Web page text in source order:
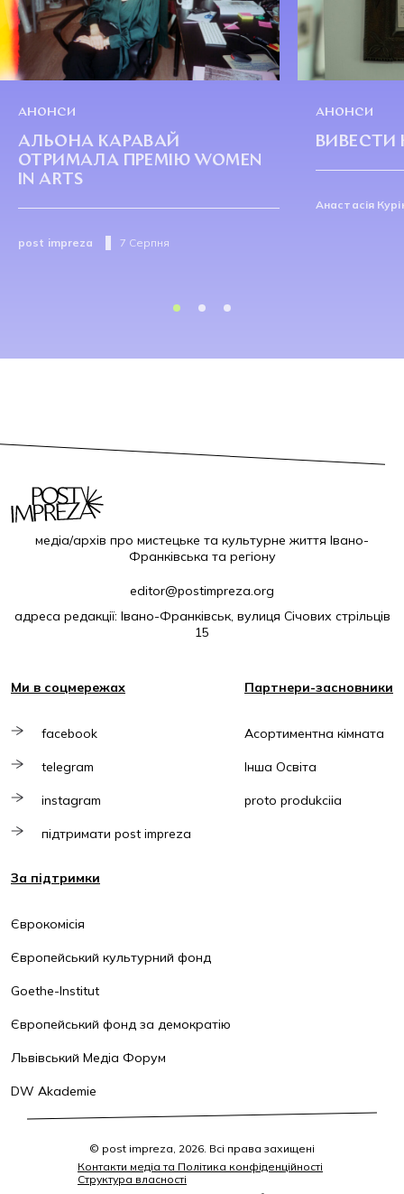
АНОНСИ
АЛЬОНА КАРАВАЙ
ОТРИМАЛА ПРЕМІЮ WOMEN
IN ARTS
post impreza 7 Серпня
АНОНСИ
ВИВЕСТИ
Анастасія
медіа/архів про мистецьке та культурне життя Івано-
Франківська та регіону
editor@postimpreza.org
адреса редакції: Івано-Франківськ, вулиця Січових стрільців
15
Ми в соцмережах
facebook
telegram
instagram
підтримати post impreza
Партнери-засновники
Асортиментна кімната
Інша Освіта
proto produkciia
За підтримки
Єврокомісія
Європейський культурний фонд
Goethe-Institut
Європейський фонд за демократію
Львівський Медіа Форум
DW Akademie
© post impreza, 2026. Всі права захищені
Контакти медіа та Політика конфіденційності
Структура власності